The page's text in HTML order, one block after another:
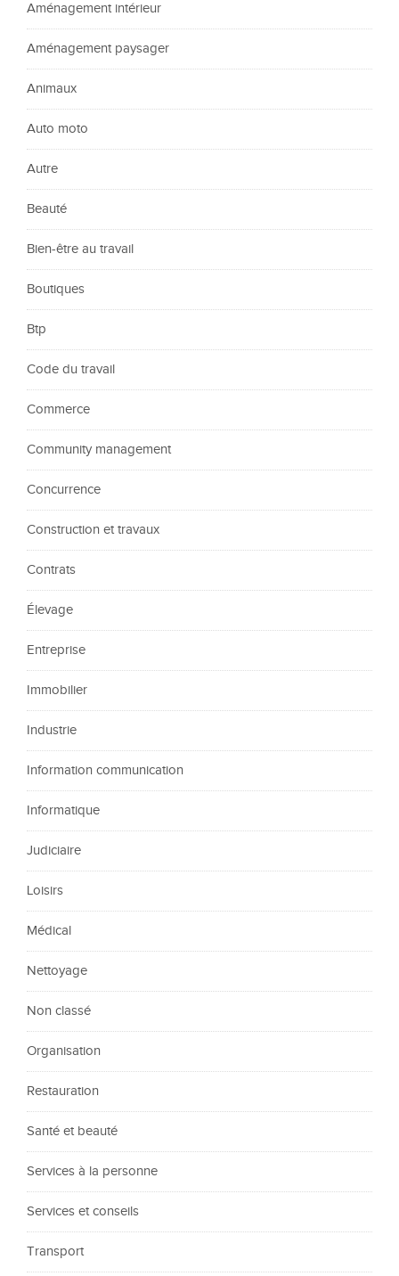
Aménagement intérieur
Aménagement paysager
Animaux
Auto moto
Autre
Beauté
Bien-être au travail
Boutiques
Btp
Code du travail
Commerce
Community management
Concurrence
Construction et travaux
Contrats
Élevage
Entreprise
Immobilier
Industrie
Information communication
Informatique
Judiciaire
Loisirs
Médical
Nettoyage
Non classé
Organisation
Restauration
Santé et beauté
Services à la personne
Services et conseils
Transport